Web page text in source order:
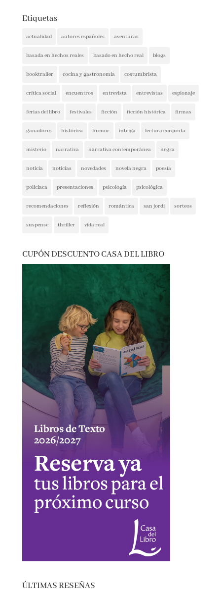
Etiquetas
actualidad autores españoles aventuras
basada en hechos reales basado en hecho real blogs
booktrailer cocina y gastronomía costumbrista
crítica social encuentros entrevista entrevistas espionaje
ferias del libro festivales ficción ficción histórica firmas
ganadores histórica humor intriga lectura conjunta
misterio narrativa narrativa contemporánea negra
noticia noticias novedades novela negra poesía
policíaca presentaciones psicología psicológica
recomendaciones reflexión romántica san jordi sorteos
suspense thriller vida real
CUPÓN DESCUENTO CASA DEL LIBRO
ÚLTIMAS RESEÑAS